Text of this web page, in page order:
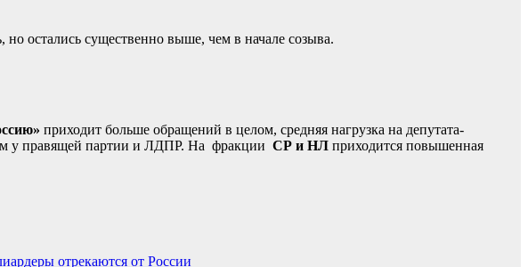
остались существенно выше, чем в начале созыва.
приходит больше обращений в целом, средняя нагрузка на депутата-
у правящей партии и ЛДПР. На фракции СР и НЛ приходится повышенная
отрекаются от России